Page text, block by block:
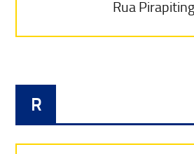
Rua
R